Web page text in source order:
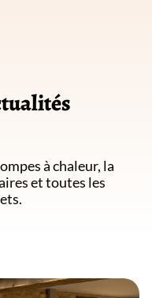
à chaleur, la
et toutes les